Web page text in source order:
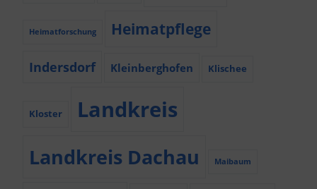
Heimatforschung Heimatpflege
Indersdorf Kleinberghofen Klischee
Kloster Landkreis
Landkreis Dachau Maibaum